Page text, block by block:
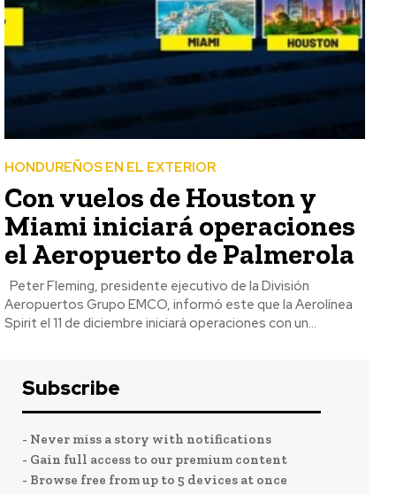
HONDUREÑOS EN EL EXTERIOR
Con vuelos de Houston y
Miami iniciará operaciones
el Aeropuerto de Palmerola
Aeropuertos Grupo EMCO, informó este que la Aerolínea
Spirit el 11 de diciembre iniciará operaciones con un...
Subscribe
- Never miss a story with notifications
- Gain full access to our premium content
- Browse free from up to 5 devices at once